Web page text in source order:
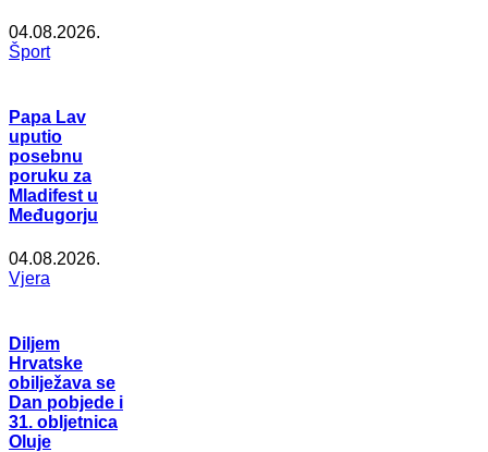
04.08.2026.
Šport
Papa Lav
uputio
posebnu
poruku za
Mladifest u
Međugorju
04.08.2026.
Vjera
Diljem
Hrvatske
obilježava se
Dan pobjede i
31. obljetnica
Oluje